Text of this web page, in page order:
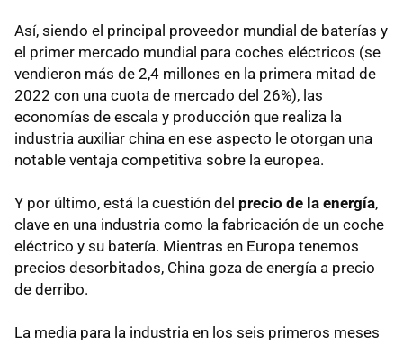
Así, siendo el principal proveedor mundial de baterías y
el primer mercado mundial para coches eléctricos (se
vendieron más de 2,4 millones en la primera mitad de
2022 con una cuota de mercado del 26%), las
economías de escala y producción que realiza la
industria auxiliar china en ese aspecto le otorgan una
notable ventaja competitiva sobre la europea.
Y por último, está la cuestión del precio de la energía,
clave en una industria como la fabricación de un coche
eléctrico y su batería. Mientras en Europa tenemos
precios desorbitados, China goza de energía a precio
de derribo.
La media para la industria en los seis primeros meses